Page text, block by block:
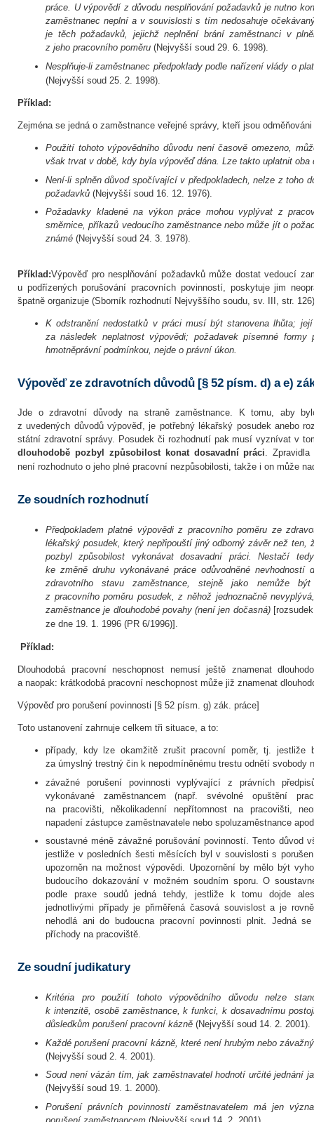
práce. U výpovědí z důvodu nesplňování požadavků je nutno
zaměstnanec neplní a v souvislosti s tím nedosahuje
je těch požadavků, jejichž neplnění brání zaměstnanci v
z jeho pracovního poměru (Nejvyšší soud 29. 6. 1998).
Nesplňuje-li zaměstnanec předpoklady podle nařízení vlády o
(Nejvyšší soud 25. 2. 1998).
Příklad:
Zejména se jedná o zaměstnance veřejné správy, kteří jsou
Použití tohoto výpovědního důvodu není časově omezeno,
však trvat v době, kdy byla výpověď dána. Lze takto uplatnit oba
Není-li splněn důvod spočívající v předpokladech, nelze z toho
požadavků (Nejvyšší soud 16. 12. 1976).
Požadavky kladené na výkon práce mohou vyplývat z
směrnice, příkazů vedoucího zaměstnance nebo může jít o
známé (Nejvyšší soud 24. 3. 1978).
Příklad:Výpověď pro nesplňování požadavků může dostat vedoucí
u podřízených porušování pracovních povinností, poskytuje jim
špatně organizuje (Sborník rozhodnutí Nejvyššího soudu, sv. III, str.
K odstranění nedostatků v práci musí být stanovena lhůta;
za následek neplatnost výpovědi; požadavek písemné
hmotněprávní podmínkou, nejde o právní úkon.
Výpověď ze zdravotních důvodů [§ 52 písm. d) a e)
Jde o zdravotní důvody na straně zaměstnance. K tomu, aby
z uvedených důvodů výpověď, je potřebný lékařský posudek anebo
státní zdravotní správy. Posudek či rozhodnutí pak musí vyznívat v
dlouhodobě pozbyl způsobilost konat dosavadní práci. Zpravidla
není rozhodnuto o jeho plné pracovní nezpůsobilosti, takže i on může
Ze soudních rozhodnutí
Předpokladem platné výpovědi z pracovního poměru ze
lékařský posudek, který nepřipouští jiný odborný závěr než ten,
pozbyl způsobilost vykonávat dosavadní práci. Nestačí
ke změně druhu vykonávané práce odůvodněné nevhodností
zdravotního stavu zaměstnance, stejně jako nemůže
z pracovního poměru posudek, z něhož jednoznačně
zaměstnance je dlouhodobé povahy (není jen dočasná)
ze dne 19. 1. 1996 (PR 6/1996)].
Příklad:
Dlouhodobá pracovní neschopnost nemusí ještě znamenat
a naopak: krátkodobá pracovní neschopnost může již znamenat
Výpověď pro porušení povinnosti [§ 52 písm. g) zák. práce]
Toto ustanovení zahrnuje celkem tři situace, a to:
případy, kdy lze okamžitě zrušit pracovní poměr, tj. jestliže
za úmyslný trestný čin k nepodmíněnému trestu odnětí svobody
závažné porušení povinnosti vyplývající z právních
vykonávané zaměstnancem (např. svévolné opuštění
na pracovišti, několikadenní nepřítomnost na pracovišti,
napadení zástupce zaměstnavatele nebo spoluzaměstnance
soustavné méně závažné porušování povinností. Tento důvod
jestliže v posledních šesti měsících byl v souvislosti s
upozorněn na možnost výpovědi. Upozornění by mělo být
budoucího dokazování v možném soudním sporu. O
podle praxe soudů jedná tehdy, jestliže k tomu dojde
jednotlivými případy je přiměřená časová souvislost a je
nehodlá ani do budoucna pracovní povinnosti plnit. Jedná
příchody na pracoviště.
Ze soudní judikatury
Kritéria pro použití tohoto výpovědního důvodu nelze
k intenzitě, osobě zaměstnance, k funkci, k dosavadnímu
důsledkům porušení pracovní kázně (Nejvyšší soud 14. 2. 2001).
Každé porušení pracovní kázně, které není hrubým nebo
(Nejvyšší soud 2. 4. 2001).
Soud není vázán tím, jak zaměstnavatel hodnotí určité jednání
(Nejvyšší soud 19. 1. 2000).
Porušení právních povinností zaměstnavatelem má jen